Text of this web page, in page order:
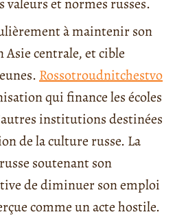
et normes russes.
à maintenir son
centrale, et cible
Rossotroudnitchestvo
qui finance les écoles
institutions destinées
de la culture russe. La
soutenant son
de diminuer son emploi
comme un acte hostile.